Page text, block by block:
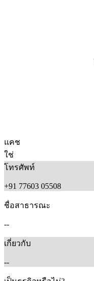
แคช
ใช่
โทรศัพท์
+91 77603 05508
ชื่อสาธารณะ
--
เกี่ยวกับ
--